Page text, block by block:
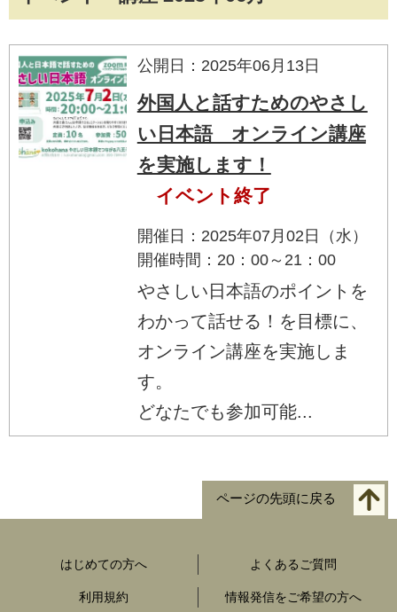
公開日：2025年06月13日
外国人と話すためのやさし
い日本語 オンライン講座
を実施します！
イベント終了
開催日：2025年07月02日（水）
開催時間：20：00～21：00
やさしい日本語のポイントを
わかって話せる！を目標に、
オンライン講座を実施しま
す。
どなたでも参加可能...
ページの先頭に戻る
はじめての方へ よくあるご質問
利用規約 情報発信をご希望の方へ